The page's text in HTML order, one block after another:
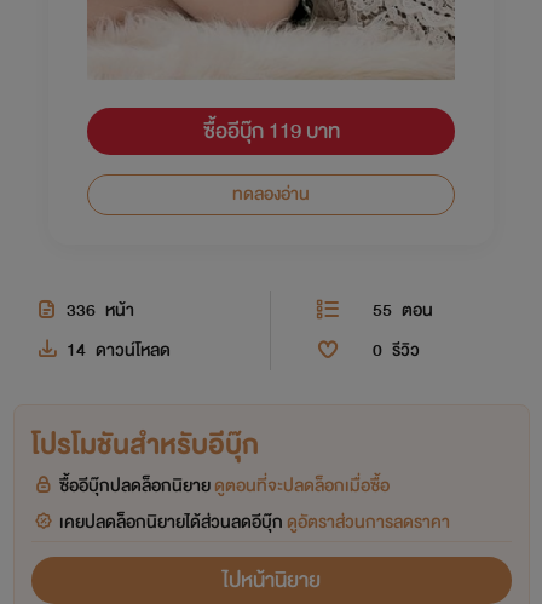
ซื้ออีบุ๊ก 119 บาท
ทดลองอ่าน
336 หน้า 55 ตอน
14 ดาวน์โหลด 0 รีวิว
โปรโมชันสำหรับอีบุ๊ก
ซื้ออีบุ๊กปลดล็อกนิยายดูตอนที่จะปลดล็อกเมื่อซื้อ
เคยปลดล็อกนิยายได้ส่วนลดอีบุ๊ก ดูอัตราส่วนการลดราคา
ไปหน้านิยาย